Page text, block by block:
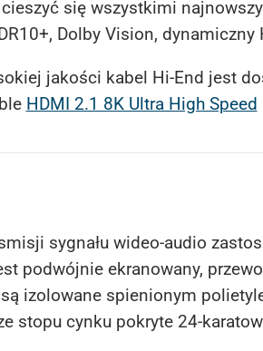
cieszyć się wszystkimi
Dolby Vision, dynamiczny
jakości kabel Hi-End jest
HDMI 2.1 8K Ultra High Speed
sygnału wideo-audio
podwójnie ekranowany,
izolowane spienionym
stopu cynku pokryte 24-